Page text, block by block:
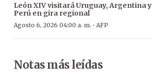
León XIV visitará Uruguay, Argentina y
Perú en gira regional
Agosto 6, 2026 04:00 a. m. · AFP
Notas más leídas